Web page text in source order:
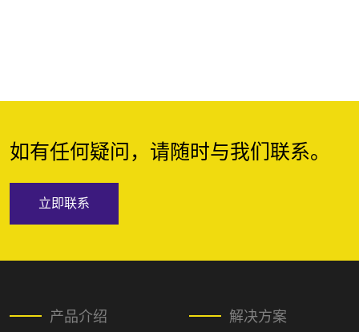
如有任何疑问，请随时与我们联系。
立即联系
产品介绍 解决方案